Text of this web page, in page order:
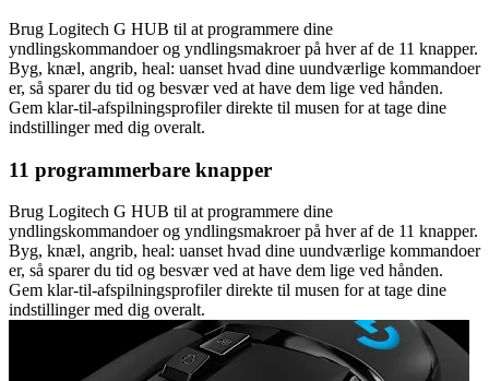
Brug Logitech G HUB til at programmere dine
yndlingskommandoer og yndlingsmakroer på hver af de 11 knapper.
Byg, knæl, angrib, heal: uanset hvad dine uundværlige kommandoer
er, så sparer du tid og besvær ved at have dem lige ved hånden.
Gem klar-til-afspilningsprofiler direkte til musen for at tage dine
indstillinger med dig overalt.
11 programmerbare knapper
Brug Logitech G HUB til at programmere dine
yndlingskommandoer og yndlingsmakroer på hver af de 11 knapper.
Byg, knæl, angrib, heal: uanset hvad dine uundværlige kommandoer
er, så sparer du tid og besvær ved at have dem lige ved hånden.
Gem klar-til-afspilningsprofiler direkte til musen for at tage dine
indstillinger med dig overalt.